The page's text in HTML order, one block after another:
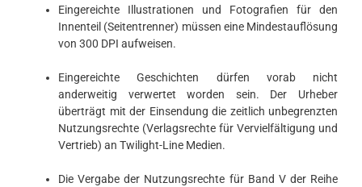
Eingereichte Illustrationen und Fotografien für den
Innenteil (Seitentrenner) müssen eine Mindestauflösung
von 300 DPI aufweisen.
Eingereichte Geschichten dürfen vorab nicht
anderweitig verwertet worden sein. Der Urheber
überträgt mit der Einsendung die zeitlich unbegrenzten
Nutzungsrechte (Verlagsrechte für Vervielfältigung und
Vertrieb) an Twilight-Line Medien.
Die Vergabe der Nutzungsrechte für Band V der Reihe